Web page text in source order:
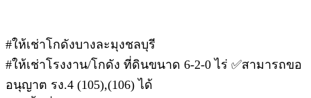
#ให้เช่าโกดังบางละมุงชลบุรี
#ให้เช่าโรงงาน/โกดัง ที่ดินขนาด 6-2-0 ไร่ ✅สามารถขอ
อนุญาต รง.4 (105),(106) ได้